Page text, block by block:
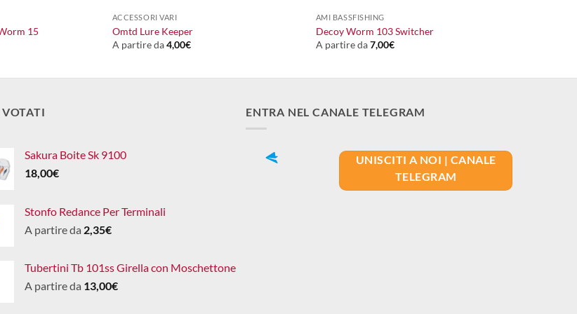
15
ACCESSORI VARI
Omtd Lure Keeper
A partire da4,00€
AMI BASSFISHING
Decoy Worm 103 Switcher
A partire da7,00€
Sakura Boite Sk 9100
18,00€
Stonfo Redance Per Terminali
A partire da 2,35€
Tubertini Tb 101ss Girella con Moschettone
A partire da 13,00€
ENTRA NEL CANALE TELEGRAM
UNISCITI A NOI | CANALE
TELEGRAM